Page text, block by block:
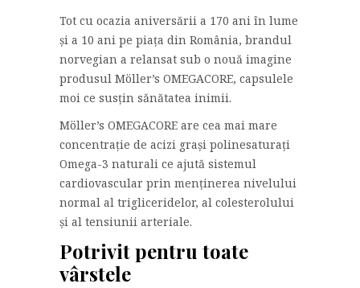
Tot cu ocazia aniversării a 170 ani în lume
și a 10 ani pe piața din România, brandul
norvegian a relansat sub o nouă imagine
produsul Möller’s OMEGACORE, capsulele
moi ce susțin sănătatea inimii.
Möller’s OMEGACORE are cea mai mare
concentrație de acizi grași polinesaturați
Omega-3 naturali ce ajută sistemul
cardiovascular prin menținerea nivelului
normal al trigliceridelor, al colesterolului
și al tensiunii arteriale.
Potrivit pentru toate
vârstele